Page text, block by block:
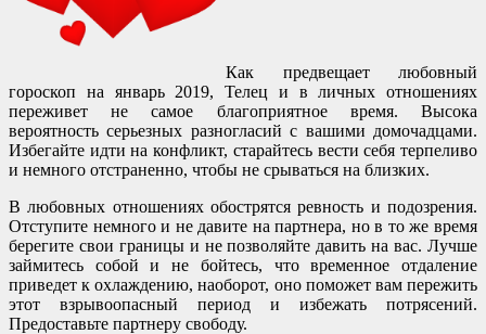
Как предвещает любовный
гороскоп на январь 2019, Телец и в личных отношениях
переживет не самое благоприятное время. Высока
вероятность серьезных разногласий с вашими домочадцами.
Избегайте идти на конфликт, старайтесь вести себя терпеливо
и немного отстраненно, чтобы не срываться на близких.
В любовных отношениях обострятся ревность и подозрения.
Отступите немного и не давите на партнера, но в то же время
берегите свои границы и не позволяйте давить на вас. Лучше
займитесь собой и не бойтесь, что временное отдаление
приведет к охлаждению, наоборот, оно поможет вам пережить
этот взрывоопасный период и избежать потрясений.
Предоставьте партнеру свободу.